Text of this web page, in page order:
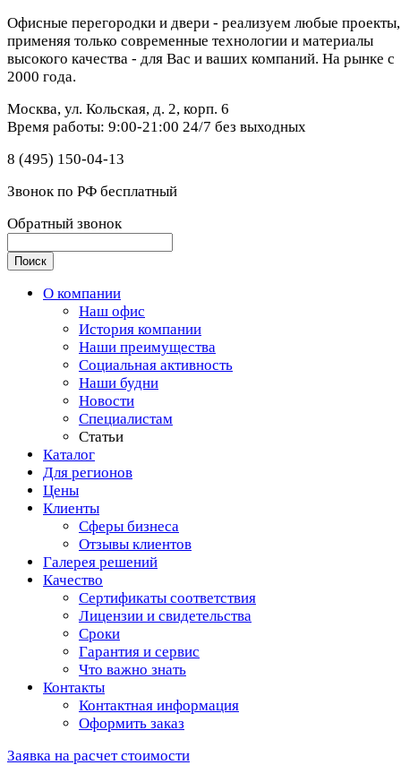
Офисные перегородки и двери - реализуем любые проекты,
применяя только современные технологии и материалы
высокого качества - для Вас и ваших компаний. На рынке с
2000 года.
Москва, ул. Кольская, д. 2, корп. 6
Время работы: 9:00-21:00 24/7 без выходных
8 (495) 150-04-13
Звонок по РФ бесплатный
Обратный звонок
О компании
Наш офис
История компании
Наши преимущества
Социальная активность
Наши будни
Новости
Специалистам
Статьи
Каталог
Для регионов
Цены
Клиенты
Сферы бизнеса
Отзывы клиентов
Галерея решений
Качество
Сертификаты соответствия
Лицензии и свидетельства
Сроки
Гарантия и сервис
Что важно знать
Контакты
Контактная информация
Оформить заказ
Заявка на расчет стоимости